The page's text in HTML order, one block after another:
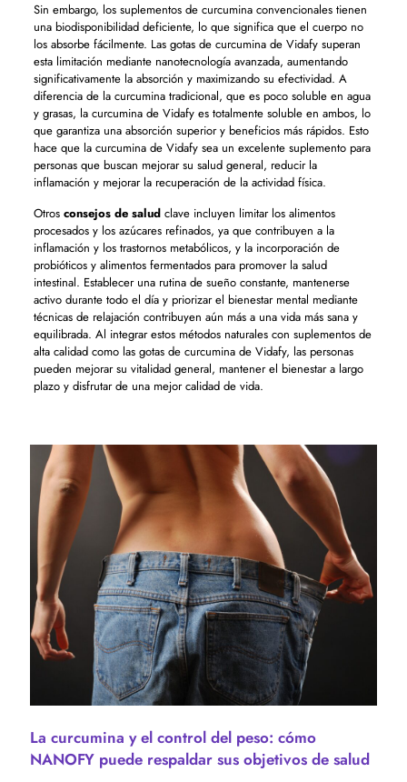
Sin embargo, los suplementos de curcumina convencionales tienen
una biodisponibilidad deficiente, lo que significa que el cuerpo no
los absorbe fácilmente. Las gotas de curcumina de Vidafy superan
esta limitación mediante nanotecnología avanzada, aumentando
significativamente la absorción y maximizando su efectividad. A
diferencia de la curcumina tradicional, que es poco soluble en agua
y grasas, la curcumina de Vidafy es totalmente soluble en ambos, lo
que garantiza una absorción superior y beneficios más rápidos. Esto
hace que la curcumina de Vidafy sea un excelente suplemento para
personas que buscan mejorar su salud general, reducir la
inflamación y mejorar la recuperación de la actividad física.
Otros consejos de saludclave incluyen limitar los alimentos
procesados ​​y los azúcares refinados, ya que contribuyen a la
inflamación y los trastornos metabólicos, y la incorporación de
probióticos y alimentos fermentados para promover la salud
intestinal. Establecer una rutina de sueño constante, mantenerse
activo durante todo el día y priorizar el bienestar mental mediante
técnicas de relajación contribuyen aún más a una vida más sana y
equilibrada. Al integrar estos métodos naturales con suplementos de
alta calidad como las gotas de curcumina de Vidafy, las personas
pueden mejorar su vitalidad general, mantener el bienestar a largo
plazo y disfrutar de una mejor calidad de vida.
La curcumina y el control del peso: cómo
NANOFY puede respaldar sus objetivos de salud